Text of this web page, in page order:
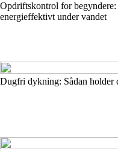
Opdriftskontrol for
energieffektivt under vandet
Dugfri dykning: Sådan holder